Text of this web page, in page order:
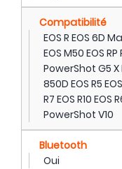
Compatibilité
EOS R EOS 6D
EOS M50 EOS
PowerShot G5 X
850D EOS R5
R7 EOS R10 EOS
PowerShot V10
Bluetooth
Oui